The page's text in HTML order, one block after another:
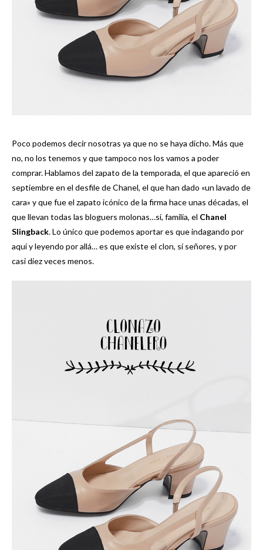
Poco podemos decir nosotras ya que no se haya dicho. Más que
no, no los tenemos y que tampoco nos los vamos a poder
comprar. Hablamos del zapato de la temporada, el que apareció en
septiembre en el desfile de Chanel, el que han dado «un lavado de
cara» y que fue el zapato icónico de la firma hace unas décadas, el
que llevan todas las bloguers molonas…sí, familia, el Chanel
Slingback. Lo único que podemos aportar es que indagando por
aquí y leyendo por allá… es que existe el clon, sí señores, y por
casi diez veces menos.